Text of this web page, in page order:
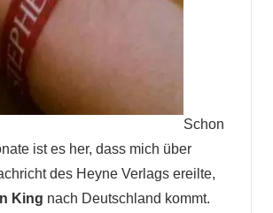
Schon
ist es her, dass mich über
des Heyne Verlags ereilte,
King nach Deutschland kommt.